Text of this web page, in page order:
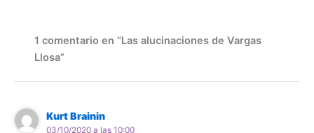
1 comentario en “Las alucinaciones de Vargas
Llosa”
Kurt Brainin
03/10/2020 a las 10:00